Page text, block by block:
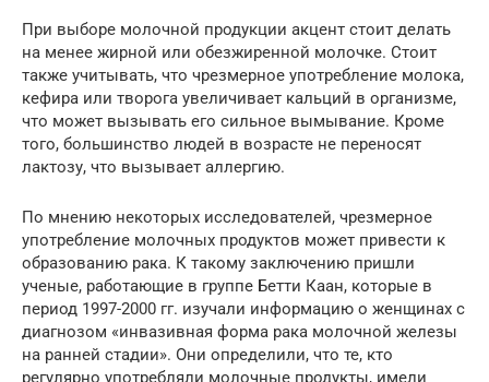
При выборе молочной продукции акцент стоит делать
на менее жирной или обезжиренной молочке. Стоит
также учитывать, что чрезмерное употребление молока,
кефира или творога увеличивает кальций в организме,
что может вызывать его сильное вымывание. Кроме
того, большинство людей в возрасте не переносят
лактозу, что вызывает аллергию.
По мнению некоторых исследователей, чрезмерное
употребление молочных продуктов может привести к
образованию рака. К такому заключению пришли
ученые, работающие в группе Бетти Каан, которые в
период 1997-2000 гг. изучали информацию о женщинах с
диагнозом «инвазивная форма рака молочной железы
на ранней стадии». Они определили, что те, кто
регулярно употребляли молочные продукты, имели